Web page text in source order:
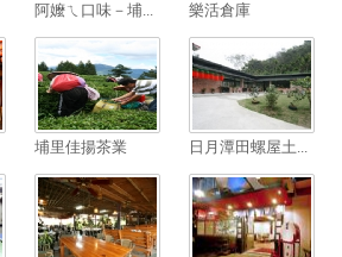
阿嬤ㄟ口味－埔... 樂活倉庫
埔里佳揚茶業 日月潭田螺屋土...